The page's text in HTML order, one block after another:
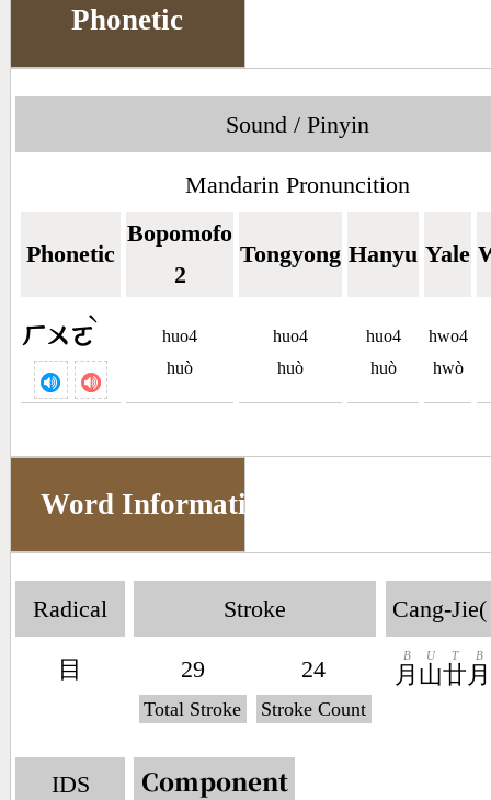
Phonetic
Sound / Pinyin
Mandarin Pronuncition
Phonetic
Bopomofo
2
Tongyong Hanyu Yale
ㄏㄨㄛ
ˋ
huo4
huò
huo4
huò
huo4
huò
hwo4
hwò
Word Information
Radical
目
Stroke
29
Total Stroke
24
Stroke Count
Cang-Jie(
月
B
山
U
廿
T
月
B
IDS Component